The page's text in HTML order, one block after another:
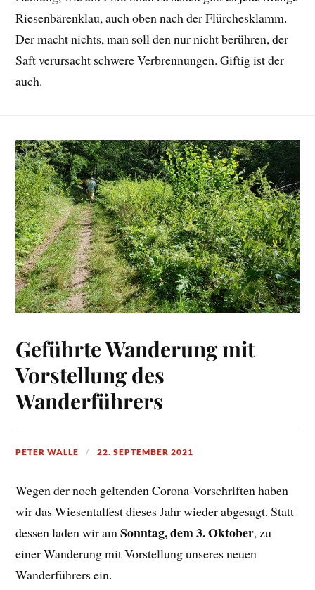
Riesenbärenklau, auch oben nach der Flürchesklamm.
Der macht nichts, man soll den nur nicht berühren, der
Saft verursacht schwere Verbrennungen. Giftig ist der
auch.
Geführte Wanderung mit
Vorstellung des
Wanderführers
PETER WALLE 22. SEPTEMBER 2021
Wegen der noch geltenden Corona-Vorschriften haben
wir das Wiesentalfest dieses Jahr wieder abgesagt. Statt
dessen laden wir amSonntag, dem 3. Oktober, zu
einer Wanderung mit Vorstellung unseres neuen
Wanderführers ein.